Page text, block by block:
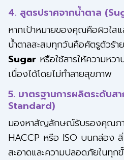
4. สูตรปราศจากน้ำตาล
หากเป้าหมายของคุณคือผิวใสแ
น้ำตาลสะสมทุกวันคือศัตรูตัวร้า
Sugarหรือใช้สารให้ความหว
เนื่องได้โดยไม่ทำลายสุขภาพ
5. มาตรฐานการผลิตระดับ
Standard)
มองหาสัญลักษณ์รับรองคุณภา
HACCP หรือ ISO บนกล่อง สิ่
สะอาดและความปลอดภัยในทุก